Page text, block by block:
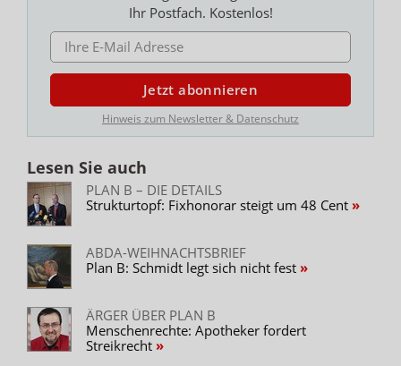
Ihr Postfach. Kostenlos!
E-MAIL ADRESSE
Jetzt abonnieren
Hinweis zum Newsletter & Datenschutz
Lesen Sie auch
PLAN B – DIE DETAILS
Strukturtopf: Fixhonorar steigt um 48 Cent
ABDA-WEIHNACHTSBRIEF
Plan B: Schmidt legt sich nicht fest
ÄRGER ÜBER PLAN B
Menschenrechte: Apotheker fordert
Streikrecht